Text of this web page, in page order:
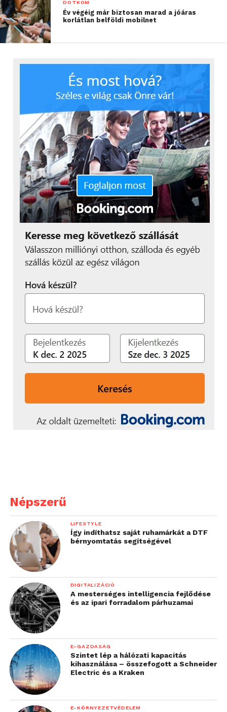
DOTKOM
Év végéig már biztosan marad a jóáras
korlátlan belföldi mobilnet
Népszerű
LIFESTYLE
Így indíthatsz saját ruhamárkát a DTF
bérnyomtatás segítségével
DIGITALIZÁCIÓ
A mesterséges intelligencia fejlődése
és az ipari forradalom párhuzamai
E-GAZDASÁG
Szintet lép a hálózati kapacitás
kihasználása – összefogott a Schneider
Electric és a Kraken
E-KÖRNYEZETVÉDELEM